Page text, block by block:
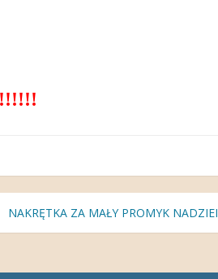
NAKRĘTKA ZA MAŁY PROMYK NADZIEI